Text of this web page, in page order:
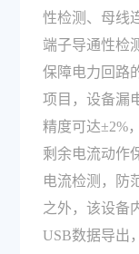
性检测、母线
端子导通性检
保障电力回路
项目，设备漏
精度可达±2%
剩余电流动作
电流检测，防
之外，该设备
USB数据导出